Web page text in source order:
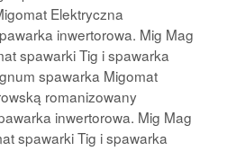
Elektryczna
inwertorowa. Mig Mag
spawarki Tig i spawarka
spawarka Migomat
romanizowany
inwertorowa. Mig Mag
spawarki Tig i spawarka